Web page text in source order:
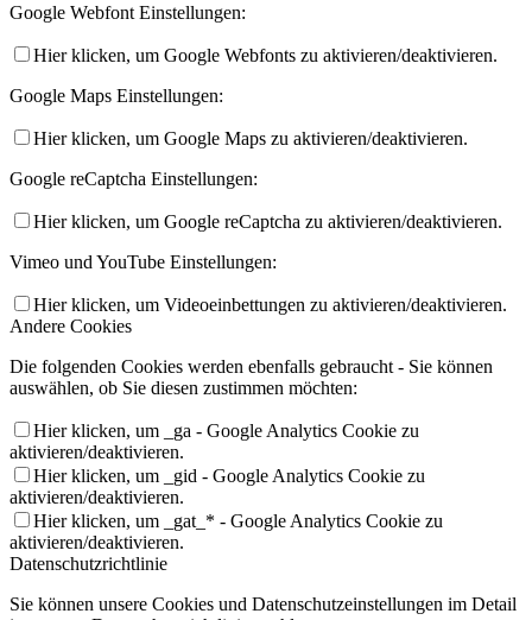
Google Webfont Einstellungen:
Hier klicken, um Google Webfonts zu aktivieren/deaktivieren.
Google Maps Einstellungen:
Hier klicken, um Google Maps zu aktivieren/deaktivieren.
Google reCaptcha Einstellungen:
Hier klicken, um Google reCaptcha zu aktivieren/deaktivieren.
Vimeo und YouTube Einstellungen:
Hier klicken, um Videoeinbettungen zu aktivieren/deaktivieren.
Andere Cookies
Die folgenden Cookies werden ebenfalls gebraucht - Sie können
auswählen, ob Sie diesen zustimmen möchten:
Hier klicken, um _ga - Google Analytics Cookie zu
aktivieren/deaktivieren.
Hier klicken, um _gid - Google Analytics Cookie zu
aktivieren/deaktivieren.
Hier klicken, um _gat_* - Google Analytics Cookie zu
aktivieren/deaktivieren.
Datenschutzrichtlinie
Sie können unsere Cookies und Datenschutzeinstellungen im Detail